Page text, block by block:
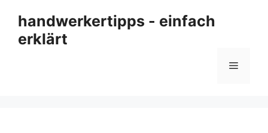
Inhalt
springen
handwerkertipps - einfach
erklärt
Menü